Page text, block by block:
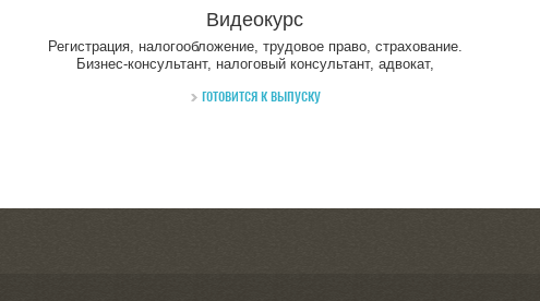
Видеокурс
Регистрация, налогообложение, трудовое право, страхование.
Бизнес-консультант, налоговый консультант, адвокат,
должна пройти каждая фирма в Германии
готовится к выпуску